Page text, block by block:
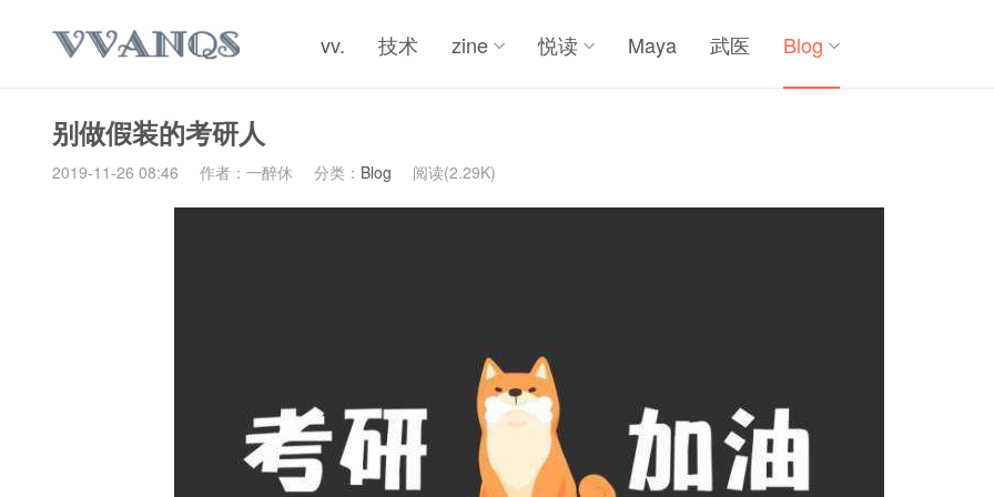
vv. 技术 zine 悦读 Maya 武医 Blog
别做假装的考研人
2019-11-26 08:46 作者：一醉休 分类： Blog 阅读(2.29K)